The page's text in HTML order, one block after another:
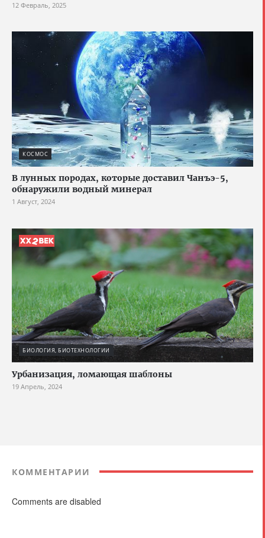
12 Февраль, 2025
КОСМОС
В лунных породах, которые доставил Чанъэ-5,
обнаружили водный минерал
1 Август, 2024
БИОЛОГИЯ, БИОТЕХНОЛОГИИ
Урбанизация, ломающая шаблоны
19 Апрель, 2024
КОММЕНТАРИИ
Comments are disabled